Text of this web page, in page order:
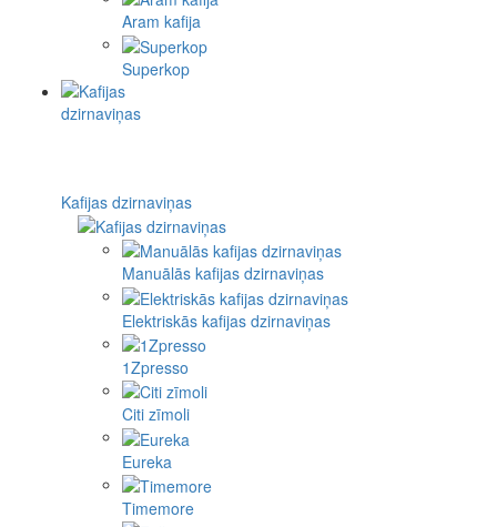
Aram kafija
Superkop
Kafijas dzirnaviņas
Manuālās kafijas dzirnaviņas
Elektriskās kafijas dzirnaviņas
1Zpresso
Citi zīmoli
Eureka
Timemore